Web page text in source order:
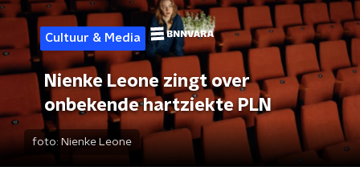
Cultuur & Media
Nienke Leone zingt over
onbekende hartziekte PLN
foto: Nienke Leone